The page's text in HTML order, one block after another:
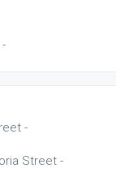
-
Street -